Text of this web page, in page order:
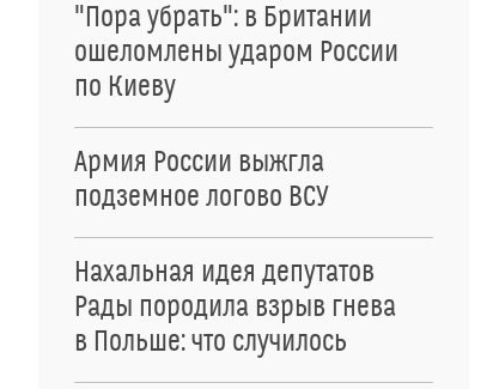
"Пора убрать": в Британии
ошеломлены ударом России
по Киеву
Армия России выжгла
подземное логово ВСУ
Нахальная идея депутатов
Рады породила взрыв гнева
в Польше: что случилось